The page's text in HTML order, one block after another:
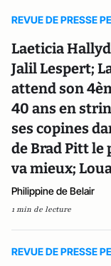
REVUE DE PRESSE
Laeticia
Jalil Lespert;
attend son
40 ans en
ses copines
de Brad Pitt le
va mieux;
Philippine de Belair
1 min de lecture
REVUE DE PRESSE